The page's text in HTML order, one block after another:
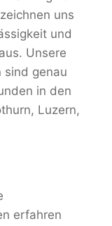
uns
und
Unsere
sind genau
in den
Luzern,
erfahren